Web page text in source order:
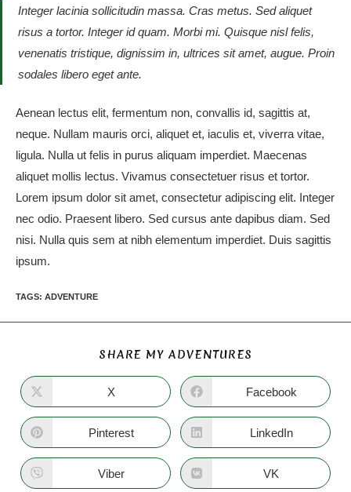
Integer lacinia sollicitudin massa. Cras metus. Sed aliquet
risus a tortor. Integer id quam. Morbi mi. Quisque nisl felis,
venenatis tristique, dignissim in, ultrices sit amet, augue. Proin
sodales libero eget ante.
Aenean lectus elit, fermentum non, convallis id, sagittis at,
neque. Nullam mauris orci, aliquet et, iaculis et, viverra vitae,
ligula. Nulla ut felis in purus aliquam imperdiet. Maecenas
aliquet mollis lectus. Vivamus consectetuer risus et tortor.
Lorem ipsum dolor sit amet, consectetur adipiscing elit. Integer
nec odio. Praesent libero. Sed cursus ante dapibus diam. Sed
nisi. Nulla quis sem at nibh elementum imperdiet. Duis sagittis
ipsum.
TAGS: ADVENTURE
SHARE MY ADVENTURES
X Facebook
Pinterest LinkedIn
Viber VK